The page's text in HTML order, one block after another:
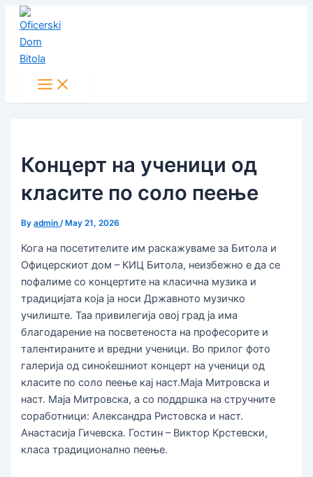
Skip
content
Концерт на ученици од
класите по соло пеење
Byadmin/ May 21, 2026
Кога на посетителите им раскажуваме за Битола и
Офицерскиот дом – КИЦ Битола, неизбежно е да се
пофалиме со концертите на класична музика и
традицијата која ја носи Државното музичко
училиште. Таа привилегија овој град ја има
благодарение на посветеноста на професорите и
талентираните и вредни ученици. Во прилог фото
галерија од синоќешниот концерт на ученици од
класите по соло пеење кај наст.Маја Митровска и
наст. Маја Митровска, а со поддршка на стручните
соработници: Александра Ристовска и наст.
Анастасија Гичевска. Гостин – Виктор Крстевски,
класа традиционално пеење.
Post
navigation